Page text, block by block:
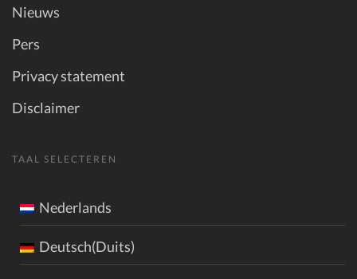
Nieuws
Pers
Privacy statement
Disclaimer
TAAL SELECTEREN
Nederlands
Deutsch(Duits)